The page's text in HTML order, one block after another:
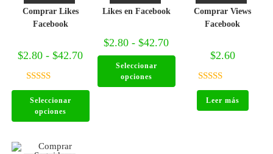
Comprar Likes
Facebook
$2.80 - $42.70
Valorado
con5.00de
Seleccionar
opciones
Likes en Facebook
$2.80 - $42.70
Seleccionar
opciones
Comprar Views
Facebook
$2.60
Valorado
con5.00de
Leer más